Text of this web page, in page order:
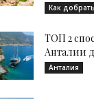
Как
ТОП 2
Анталии
Анталия